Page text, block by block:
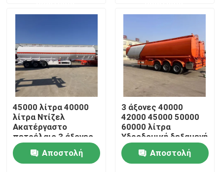
Βίντεο
Περίπου εμείς
Γύρος εργοστασίων
Ποιοτικός έλεγχος
45000 λίτρα 40000
λίτρα Ντίζελ
Ακατέργαστο
πετρέλαιο 3 άξονες
Βενζίνη Βενζίνη
Πετρέλαιο υγρό
καύσιμο Τανκέρες
Αποστολή
3 άξονες 40000
42000 45000 50000
60000 λίτρα
Υδροδομική δεξαμενή
Φορτηγό
ρυμουλκούμενο
Βενζίνη Βενζίνη
Αποστολή